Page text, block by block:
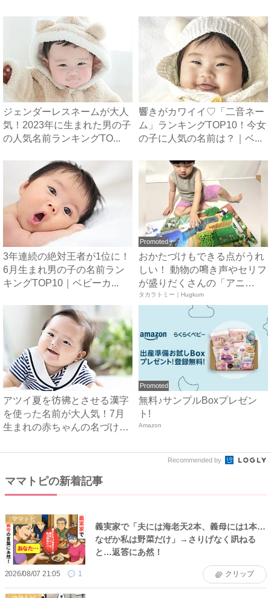
ジェンダーレスネームが大人
気！2023年に生まれた男の子
の人気名前ランキングTO...
響きがカワイイ♡「二音ネー
ム」ランキングTOP10！今女
の子に人気の名前は？｜ベ...
3年連続の絶対王者が1位に！
6月生まれ男の子の名前ラン
キングTOP10｜ベビーカ...
Promoted
おかたづけもできる点がうれ
しい！ 動物の鳴き声やセリフ
が盛りだくさんの「アニ
ア ...
タカラトミー｜Hugkum
アツイ夏を彷彿とさせる漢字
を使った名前が大人気！7月
生まれの赤ちゃんの名づけト
Promoted
無料♪サンプルBoxプレゼン
ト!
Amazon
Recommended by
ママトピの新着記事
ママトピ
義実家で「夫には海老天2本、義母には1本…
なぜか私は野菜だけ」→さりげなく訊ねる
と…返答にあ然！
2026/08/07 21:05 1 クリップ